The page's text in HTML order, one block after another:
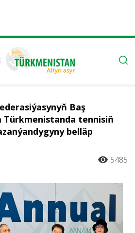
Baş
Türkmenistanda tennisiň
belläp
5485